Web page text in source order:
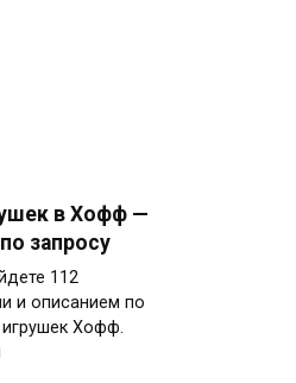
в Хофф —
запросу
112
и описанием по
Хофф.